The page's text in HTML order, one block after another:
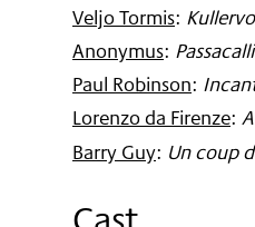
Veljo Tormis:
Anonymus:
Paul Robinson:
Lorenzo da Firenze:
Barry Guy: Un coup